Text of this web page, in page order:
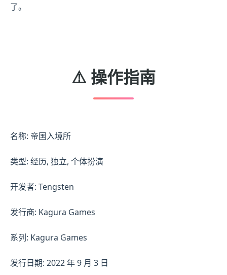
了。
⚠️ 操作指南
名称: 帝国入境所
类型: 经历, 独立, 个体扮演
开发者: Tengsten
发行商: Kagura Games
系列: Kagura Games
发行日期: 2022 年 9 月 3 日